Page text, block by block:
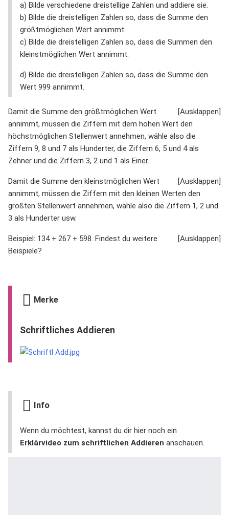
a) Bilde verschiedene dreistellige Zahlen und addiere sie.
b) Bilde die dreistelligen Zahlen so, dass die Summe den
größtmöglichen Wert annimmt.
c) Bilde die dreistelligen Zahlen so, dass die Summen den
kleinstmöglichen Wert annimmt.
d) Bilde die dreistelligen Zahlen so, dass die Summe den
Wert 999 annimmt.
Damit die Summe den größtmöglichen Wert
annimmt, müssen die Ziffern mit dem hohen Wert den
höchstmöglichen Stellenwert annehmen, wähle also die
Ziffern 9, 8 und 7 als Hunderter, die Ziffern 6, 5 und 4 als
Zehner und die Ziffern 3, 2 und 1 als Einer.
Damit die Summe den kleinstmöglichen Wert
annimmt, müssen die Ziffern mit den kleinen Werten den
größten Stellenwert annehmen, wähle also die Ziffern 1, 2 und
3 als Hunderter usw.
Beispiel: 134 + 267 + 598. Findest du weitere
Beispiele?
Merke
Schriftliches Addieren
Info
Wenn du möchtest, kannst du dir hier noch ein
Erklärvideo zum schriftlichen Addieren anschauen.